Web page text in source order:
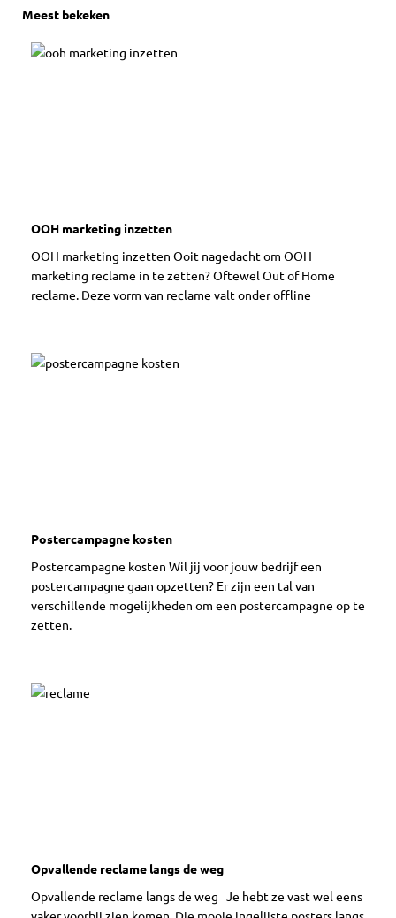
Meest bekeken
OOH marketing inzetten
OOH marketing inzetten Ooit nagedacht om OOH
marketing reclame in te zetten? Oftewel Out of Home
reclame. Deze vorm van reclame valt onder offline
Postercampagne kosten
Postercampagne kosten Wil jij voor jouw bedrijf een
postercampagne gaan opzetten? Er zijn een tal van
verschillende mogelijkheden om een postercampagne op te
zetten.
Opvallende reclame langs de weg
Opvallende reclame langs de weg Je hebt ze vast wel eens